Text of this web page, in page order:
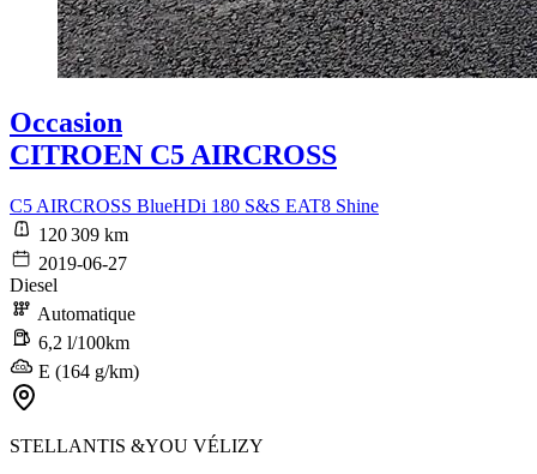
Occasion
CITROEN C5 AIRCROSS
C5 AIRCROSS BlueHDi 180 S&S EAT8 Shine
120 309 km
2019-06-27
Diesel
Automatique
6,2 l/100km
E (164 g/km)
STELLANTIS &YOU VÉLIZY